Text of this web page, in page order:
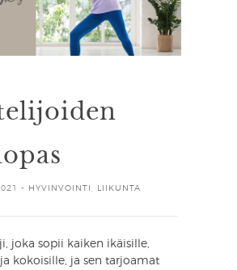
- HYVINVOINTI LIIKUNTA
joka sopii kaiken ikäisille,
kokoisille, ja sen tarjoamat